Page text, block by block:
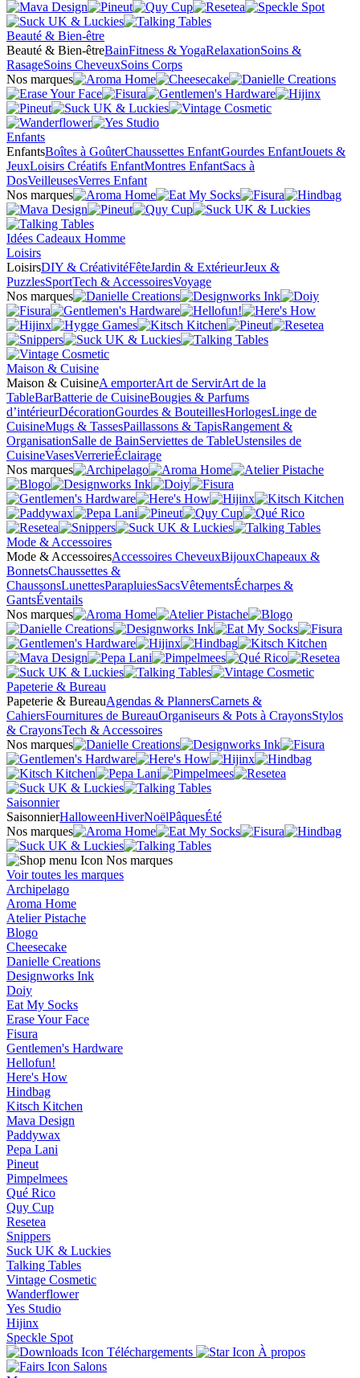
Beauté & Bien-être
Beauté & Bien-êtreBainFitness & YogaRelaxationSoins &
RasageSoins CheveuxSoins Corps
Nos marques
Enfants
EnfantsBoîtes à GoûterChaussettes EnfantGourdes EnfantJouets &
JeuxLoisirs Créatifs EnfantMontres EnfantSacs à
DosVeilleusesVerres Enfant
Nos marques
Idées Cadeaux Homme
Loisirs
LoisirsDIY & CréativitéFêteJardin & ExtérieurJeux &
PuzzlesSportTech & AccessoiresVoyage
Nos marques
Maison & Cuisine
Maison & CuisineA emporterArt de ServirArt de la
TableBarBatterie de CuisineBougies & Parfums
d’intérieurDécorationGourdes & BouteillesHorlogesLinge de
CuisineMugs & TassesPaillassons & TapisRangement &
OrganisationSalle de BainServiettes de TableUstensiles de
CuisineVasesVerrerieÉclairage
Nos marques
Mode & Accessoires
Mode & AccessoiresAccessoires CheveuxBijouxChapeaux &
BonnetsChaussettes &
ChaussonsLunettesParapluiesSacsVêtementsÉcharpes &
GantsÉventails
Nos marques
Papeterie & Bureau
Papeterie & BureauAgendas & PlannersCarnets &
CahiersFournitures de BureauOrganiseurs & Pots à CrayonsStylos
& CrayonsTech & Accessoires
Nos marques
Saisonnier
SaisonnierHalloweenHiverNoëlPâquesÉté
Nos marques
Nos marques
Voir toutes les marques
Archipelago
Aroma Home
Atelier Pistache
Blogo
Cheesecake
Danielle Creations
Designworks Ink
Doiy
Eat My Socks
Erase Your Face
Fisura
Gentlemen's Hardware
Hellofun!
Here's How
Hindbag
Kitsch Kitchen
Mava Design
Paddywax
Pepa Lani
Pineut
Pimpelmees
Qué Rico
Quy Cup
Resetea
Snippers
Suck UK & Luckies
Talking Tables
Vintage Cosmetic
Wanderflower
Yes Studio
Hijinx
Speckle Spot
Téléchargements
À propos
Salons